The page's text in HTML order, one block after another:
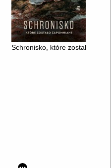
Schronisko, które zostało